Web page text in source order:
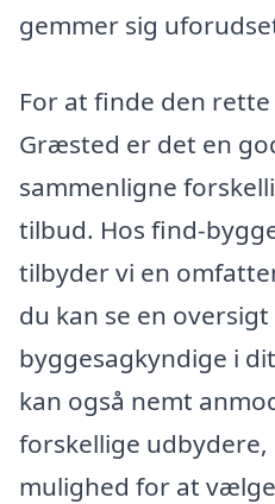
gemmer sig
For at finde den
Græsted er det en
sammenligne
tilbud. Hos find-
tilbyder vi en
du kan se en
byggesagkyndige i
kan også nemt
forskellige
mulighed for at